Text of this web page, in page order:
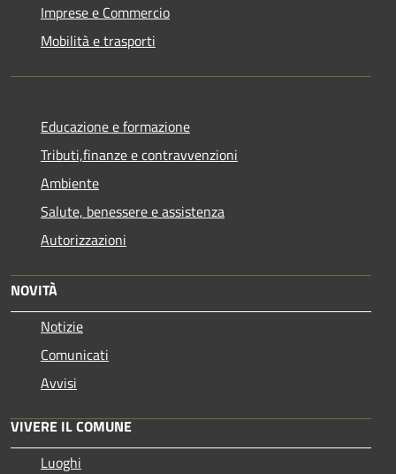
Imprese e Commercio
Mobilità e trasporti
Educazione e formazione
Tributi,finanze e contravvenzioni
Ambiente
Salute, benessere e assistenza
Autorizzazioni
NOVITÀ
Notizie
Comunicati
Avvisi
VIVERE IL COMUNE
Luoghi